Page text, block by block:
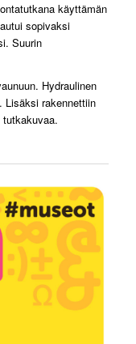
käyttämän
sopivaksi
Suurin
Hydraulinen
Lisäksi rakennettiin